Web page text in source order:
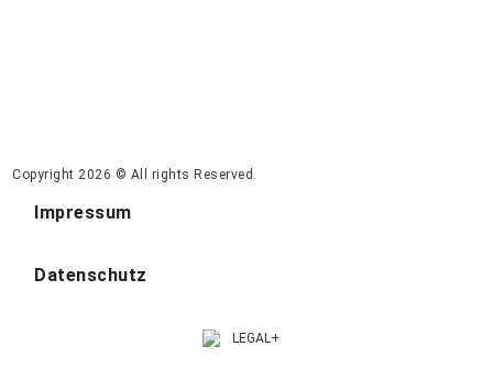
Copyright 2026 © All rights Reserved.
Impressum
Datenschutz